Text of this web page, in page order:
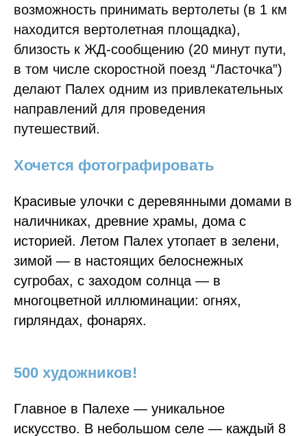
возможность принимать вертолеты (в 1 км
находится вертолетная площадка),
близость к ЖД-сообщению (20 минут пути,
в том числе скоростной поезд “Ласточка”)
делают Палех одним из привлекательных
направлений для проведения
путешествий.
Хочется фотографировать
Красивые улочки с деревянными домами в
наличниках, древние храмы, дома с
историей. Летом Палех утопает в зелени,
зимой — в настоящих белоснежных
сугробах, с заходом солнца — в
многоцветной иллюминации: огнях,
гирляндах, фонарях.
500 художников!
Главное в Палехе — уникальное
искусство. В небольшом селе — каждый 8